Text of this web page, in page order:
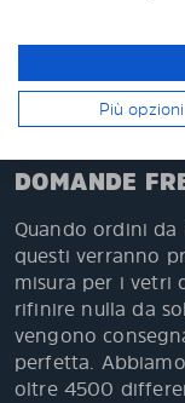
Facile da
quando
DOMANDE
Quando ordini
questi verranno
misura per i vetri
rifinire nulla da
vengono
perfetta.
oltre 4500
Più opzioni